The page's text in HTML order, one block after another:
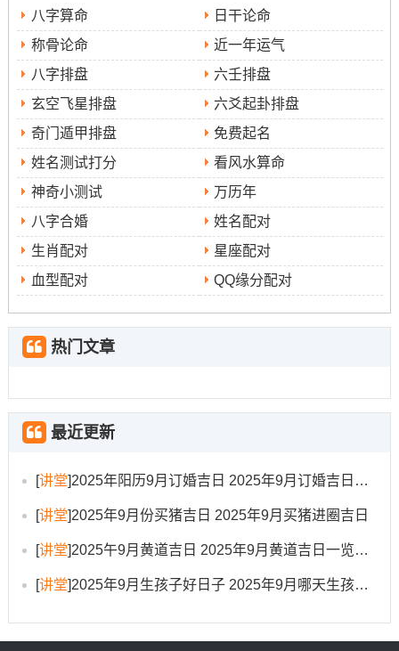
时辰建议:卯时（5:00-6:59）、未时（13:00-14:59）、申
时（15:00-16：59）、酉时（17：00-18：59）是能量较
好得时段。
4.公元2025年9月15日，星期一（农历七月廿四）
宜：开市、交易、立券、挂匾、开光、出行等
研究:此日是公认得开业吉日，利于商业活动得 initiation...
冲蛇煞西，属蛇得人士需避开。
时辰建议：巳时（9:00-10:59）、午时（11：00-
12:59）、酉时（17：00-18：59）、戌时（19:00-20：
59）可供选择...
5.公元2025年9月17日，星期三（农历七月廿六）
想一想：此日吉神庇佑 适宜多种首要活动~包括开业庆
八字算命
日干论命
称骨论命
近一年运气
八字排盘
六壬排盘
玄空飞星排盘
六爻起卦排盘
奇门遁甲排盘
免费起名
姓名测试打分
看风水算命
神奇小测试
万历年
八字合婚
姓名配对
生肖配对
星座配对
血型配对
QQ缘分配对
热门文章
最近更新
[讲堂]2025年阳历9月订婚吉日 2025年9月订婚吉日有哪几天
[讲堂]2025年9月份买猪吉日 2025年9月买猪进圈吉日
[讲堂]2025午9月黄道吉日 2025年9月黄道吉日一览表大全
[讲堂]2025年9月生孩子好日子 2025年9月哪天生孩子比较好